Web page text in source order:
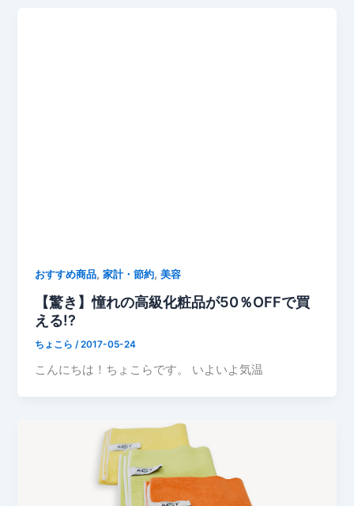
おすすめ商品,家計・節約,美容
【驚き】憧れの高級化粧品が50％OFFで買
える!?
ちょこら /2017-05-24
こんにちは！ちょこらです。 いよいよ気温